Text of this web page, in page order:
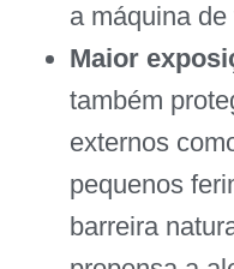
a máquina de
Maior
também
externos
pequenos
barreira